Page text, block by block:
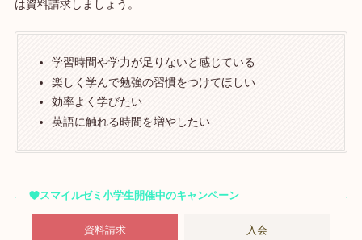
は資料請求しましょう。
学習時間や学力が足りないと感じている
楽しく学んで勉強の習慣をつけてほしい
効率よく学びたい
英語に触れる時間を増やしたい
スマイルゼミ小学生開催中のキャンペーン
資料請求 入会